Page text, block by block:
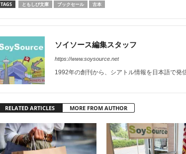
TAGS ともしび文庫 ブックセール 古本
ソイソース編集スタッフ
https://www.soysource.net
1992年の創刊から、シアトル情報を日本語で発
RELATED ARTICLES MORE FROM AUTHOR